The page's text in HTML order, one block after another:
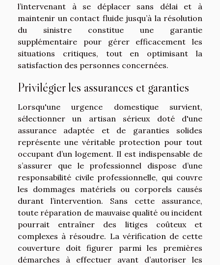
l’intervenant à se déplacer sans délai et à
maintenir un contact fluide jusqu’à la résolution
du sinistre constitue une garantie
supplémentaire pour gérer efficacement les
situations critiques, tout en optimisant la
satisfaction des personnes concernées.
Privilégier les assurances et garanties
Lorsqu'une urgence domestique survient,
sélectionner un artisan sérieux doté d'une
assurance adaptée et de garanties solides
représente une véritable protection pour tout
occupant d’un logement. Il est indispensable de
s’assurer que le professionnel dispose d’une
responsabilité civile professionnelle, qui couvre
les dommages matériels ou corporels causés
durant l’intervention. Sans cette assurance,
toute réparation de mauvaise qualité ou incident
pourrait entraîner des litiges coûteux et
complexes à résoudre. La vérification de cette
couverture doit figurer parmi les premières
démarches à effectuer avant d’autoriser les